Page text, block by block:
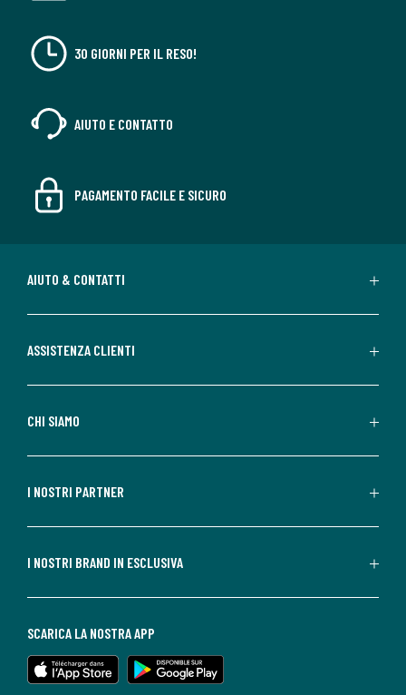
30 GIORNI PER IL RESO!
AIUTO E CONTATTO
PAGAMENTO FACILE E SICURO
AIUTO & CONTATTI
ASSISTENZA CLIENTI
CHI SIAMO
I NOSTRI PARTNER
I NOSTRI BRAND IN ESCLUSIVA
SCARICA LA NOSTRA APP